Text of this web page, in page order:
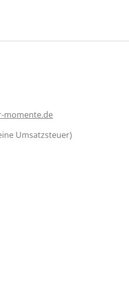
momente.de
Umsatzsteuer)